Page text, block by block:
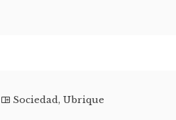
Sociedad,Ubrique